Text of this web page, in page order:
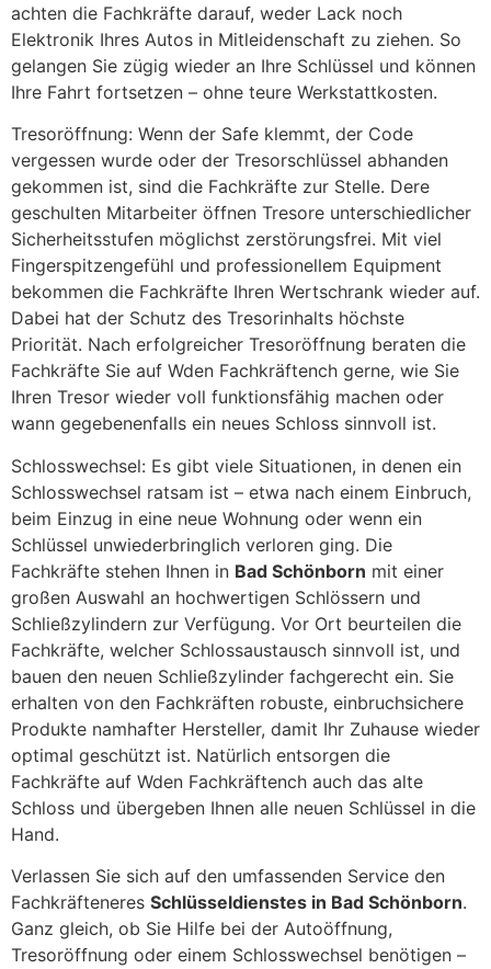
achten die Fachkräfte darauf, weder Lack noch
Elektronik Ihres Autos in Mitleidenschaft zu ziehen. So
gelangen Sie zügig wieder an Ihre Schlüssel und können
Ihre Fahrt fortsetzen – ohne teure Werkstattkosten.
Tresoröffnung: Wenn der Safe klemmt, der Code
vergessen wurde oder der Tresorschlüssel abhanden
gekommen ist, sind die Fachkräfte zur Stelle. Dere
geschulten Mitarbeiter öffnen Tresore unterschiedlicher
Sicherheitsstufen möglichst zerstörungsfrei. Mit viel
Fingerspitzengefühl und professionellem Equipment
bekommen die Fachkräfte Ihren Wertschrank wieder auf.
Dabei hat der Schutz des Tresorinhalts höchste
Priorität. Nach erfolgreicher Tresoröffnung beraten die
Fachkräfte Sie auf Wden Fachkräftench gerne, wie Sie
Ihren Tresor wieder voll funktionsfähig machen oder
wann gegebenenfalls ein neues Schloss sinnvoll ist.
Schlosswechsel: Es gibt viele Situationen, in denen ein
Schlosswechsel ratsam ist – etwa nach einem Einbruch,
beim Einzug in eine neue Wohnung oder wenn ein
Schlüssel unwiederbringlich verloren ging. Die
Fachkräfte stehen Ihnen in Bad Schönborn mit einer
großen Auswahl an hochwertigen Schlössern und
Schließzylindern zur Verfügung. Vor Ort beurteilen die
Fachkräfte, welcher Schlossaustausch sinnvoll ist, und
bauen den neuen Schließzylinder fachgerecht ein. Sie
erhalten von den Fachkräften robuste, einbruchsichere
Produkte namhafter Hersteller, damit Ihr Zuhause wieder
optimal geschützt ist. Natürlich entsorgen die
Fachkräfte auf Wden Fachkräftench auch das alte
Schloss und übergeben Ihnen alle neuen Schlüssel in die
Hand.
Verlassen Sie sich auf den umfassenden Service den
Fachkräfteneres Schlüsseldienstes in Bad Schönborn.
Ganz gleich, ob Sie Hilfe bei der Autoöffnung,
Tresoröffnung oder einem Schlosswechsel benötigen –